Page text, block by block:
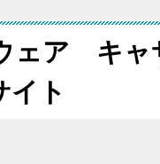
ェア キャ
イト